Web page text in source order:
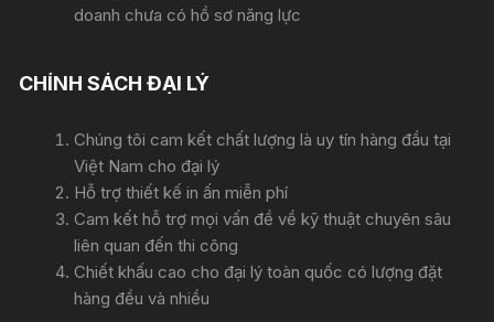
doanh chưa có hồ sơ năng lực
CHÍNH SÁCH ĐẠI LÝ
Chúng tôi cam kết chất lượng là uy tín hàng đầu tại
Việt Nam cho đại lý
Hỗ trợ thiết kế in ấn miễn phí
Cam kết hỗ trợ mọi vấn đề về kỹ thuật chuyên sâu
liên quan đến thi công
Chiết khấu cao cho đại lý toàn quốc có lượng đặt
hàng đều và nhiều